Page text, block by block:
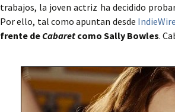
trabajos, la joven actriz ha decidido
Por ello, tal como apuntan desde IndieWire
frente de Cabaret como Sally Bowles.